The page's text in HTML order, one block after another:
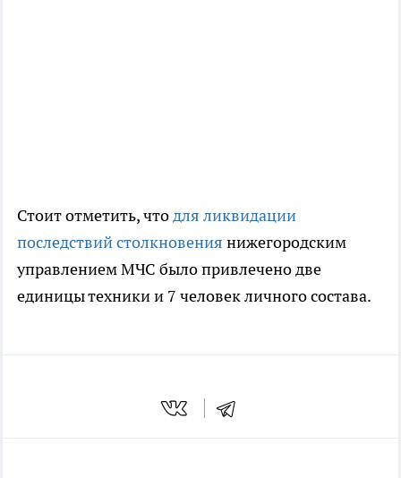
Стоит отметить, чтодля ликвидации
последствий столкновения нижегородским
управлением МЧС было привлечено две
единицы техники и 7 человек личного состава.